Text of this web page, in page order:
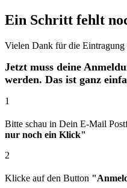
Ein Schritt fehlt
Vielen Dank für die Eintragung
Jetzt muss deine
werden. Das ist ganz
1
Bitte schau in Dein E-Mail
nur noch ein Klick"
2
Klicke auf den Button